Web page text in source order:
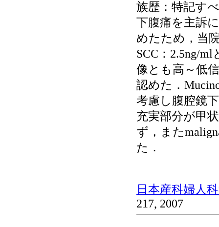
族歴：特記す
下腹痛を主訴
めたため，当
SCC：2.5ng/
像とも高～低
認めた．
考慮し腹腔鏡
充実部分が甲
ず，また
た．
日本産科婦人
217, 2007